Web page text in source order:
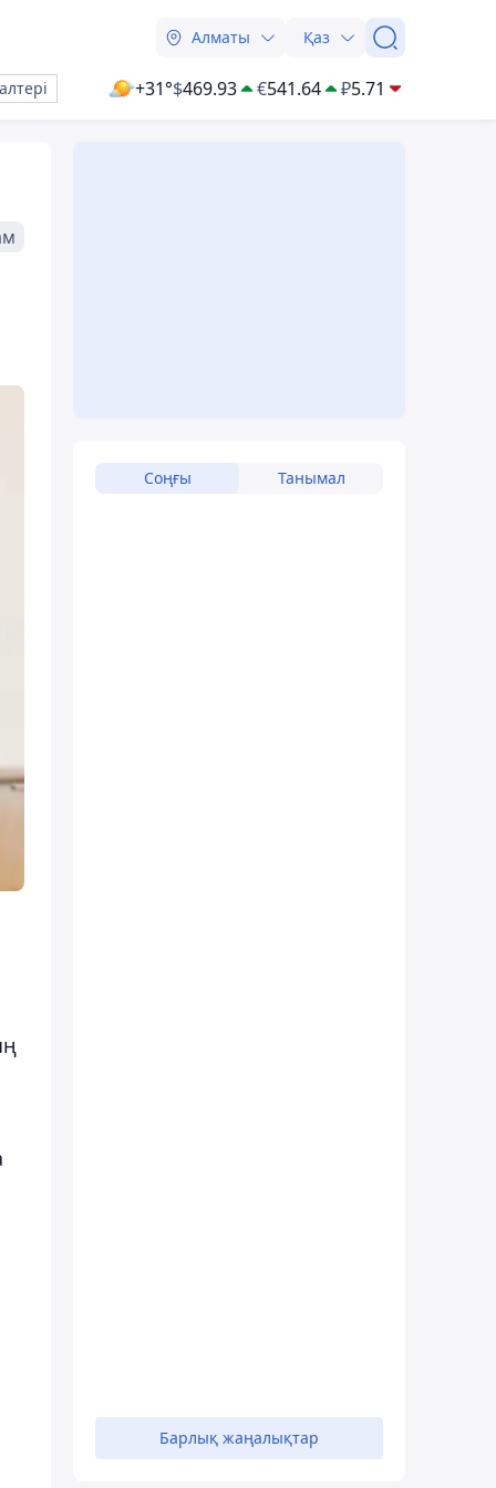
Алматы Қаз
+31°$469.93 €541.64 ₽5.71
Соңғы Танымал
Барлық жаңалықтар